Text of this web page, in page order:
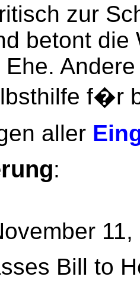
zur
betont
f�r
aller
:
11,
Bill to